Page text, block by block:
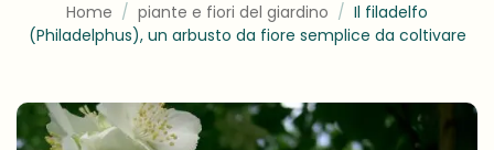
Home / piante e fiori del giardino / Il filadelfo
(Philadelphus), un arbusto da fiore semplice da coltivare